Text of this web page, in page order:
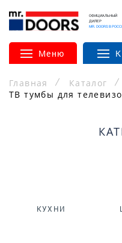
ОФИЦИАЛЬНЫЙ
ДИЛЕР
MR. DOORS В
Меню
Главная Каталог
ТВ тумбы для
КУХНИ